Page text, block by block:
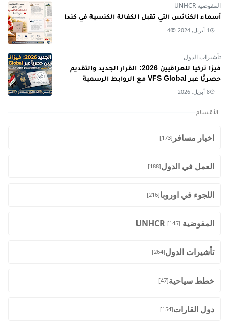
المفوضية UNHCR
أسماء الكنائس التي تقبل الكفالة الكنسية في كندا
1 أبريل, 2024 4
تأشيرات الدول
فيزا تركيا للعراقيين 2026: القرار الجديد والتقديم
حصريًا عبر VFS Global مع الروابط الرسمية
8 أبريل, 2026
الأقسام
اخبار مسافر [173]
العمل في الدول[188]
اللجوء في اوروبا[216]
المفوضية UNHCR [145]
تأشيرات الدول[264]
خطط سياحية[47]
دول القارات[154]